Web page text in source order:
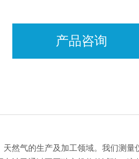
产品咨询
然气的生产及加工领域。我们测